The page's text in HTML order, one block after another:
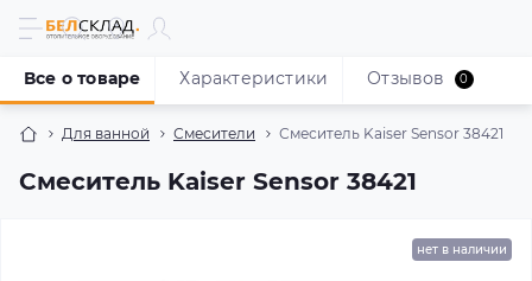
Для ванной Смесители Смеситель Kaiser Sensor 38421
Смеситель Kaiser Sensor 38421
Все о товаре Характеристики Отзывов 0
нет в наличии